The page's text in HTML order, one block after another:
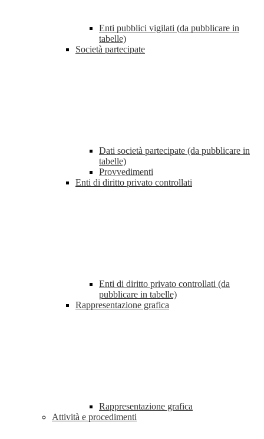
Enti pubblici vigilati (da pubblicare in
tabelle)
Società partecipate
Dati società partecipate (da pubblicare in
tabelle)
Provvedimenti
Enti di diritto privato controllati
Enti di diritto privato controllati (da
pubblicare in tabelle)
Rappresentazione grafica
Rappresentazione grafica
Attività e procedimenti